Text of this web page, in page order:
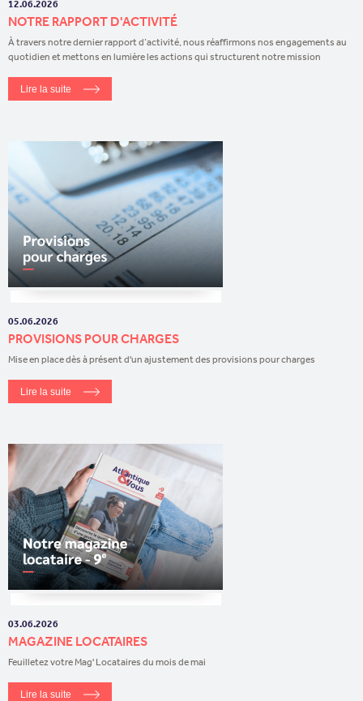
12.06.2026
NOTRE RAPPORT D'ACTIVITÉ
À travers notre dernier rapport d’activité, nous réaffirmons nos engagements au
quotidien et mettons en lumière les actions qui structurent notre mission
Lire la suite
05.06.2026
PROVISIONS POUR CHARGES
Mise en place dès à présent d'un ajustement des provisions pour charges
Lire la suite
03.06.2026
MAGAZINE LOCATAIRES
Feuilletez votre Mag' Locataires du mois de mai
Lire la suite